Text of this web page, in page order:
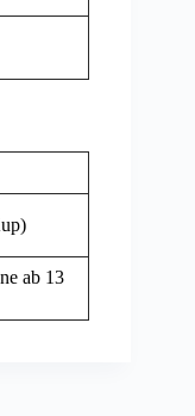
ab 13